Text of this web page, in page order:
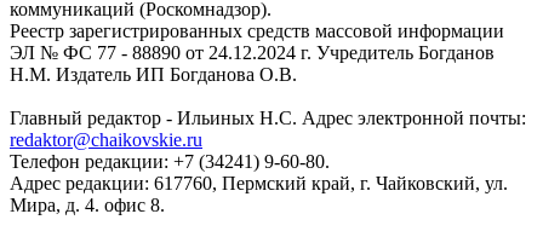
коммуникаций (Роскомнадзор).
Реестр зарегистрированных средств массовой информации
ЭЛ № ФС 77 - 88890 от 24.12.2024 г. Учредитель Богданов
Н.М. Издатель ИП Богданова О.В.
Главный редактор - Ильиных Н.С. Адрес электронной почты:
redaktor@chaikovskie.ru
Телефон редакции: +7 (34241) 9-60-80.
Адрес редакции: 617760, Пермский край, г. Чайковский, ул.
Мира, д. 4. офис 8.